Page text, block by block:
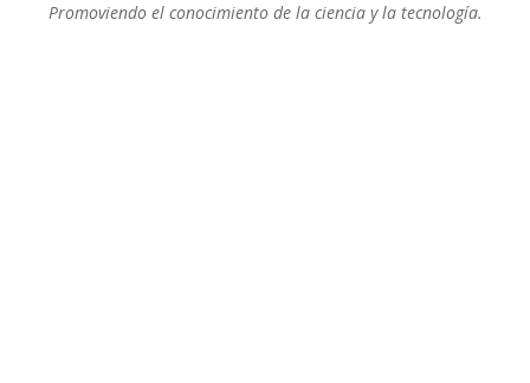
Promoviendo el conocimiento de la ciencia y la tecnología.